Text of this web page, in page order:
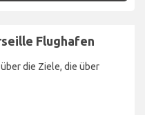
Flughafen
die Ziele, die über